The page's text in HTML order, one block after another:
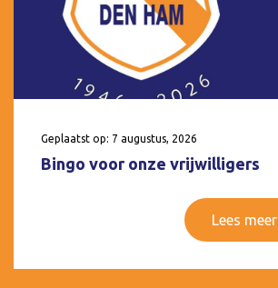
Geplaatst op: 7 augustus, 2026
Bingo voor onze vrijwilligers
Lees meer